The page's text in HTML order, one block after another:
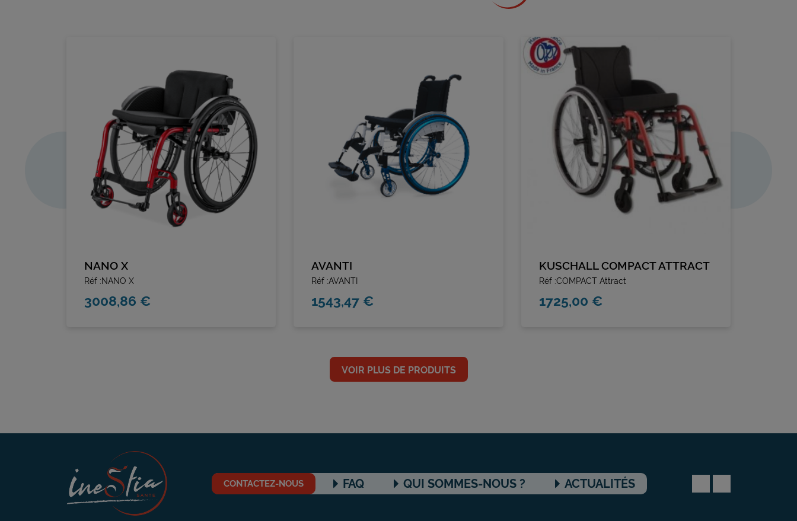
NANO X
Réf :NANO X
3008,86 €
AVANTI
Réf :AVANTI
1543,47 €
KUSCHALL COMPACT ATTRACT
Réf :COMPACT Attract
1725,00 €
VOIR PLUS DE PRODUITS
CONTACTEZ-NOUS FAQ QUI SOMMES-NOUS ? ACTUALITÉS